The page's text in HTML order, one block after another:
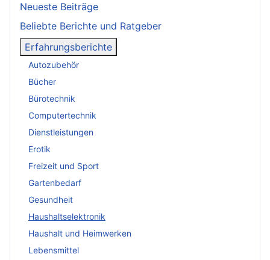
Neueste Beiträge
Beliebte Berichte und Ratgeber
Erfahrungsberichte
Autozubehör
Bücher
Bürotechnik
Computertechnik
Dienstleistungen
Erotik
Freizeit und Sport
Gartenbedarf
Gesundheit
Haushaltselektronik
Haushalt und Heimwerken
Lebensmittel